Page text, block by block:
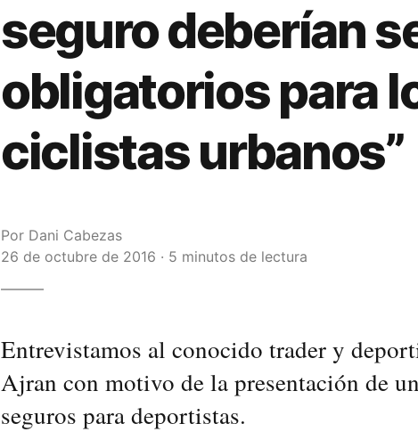
seguro deberían
obligatorios para
ciclistas urbanos”
Por Dani Cabezas
26 de octubre de 2016 · 5 minutos de lectura
Entrevistamos al conocido trader y
Ajran con motivo de la presentación de
seguros para deportistas.